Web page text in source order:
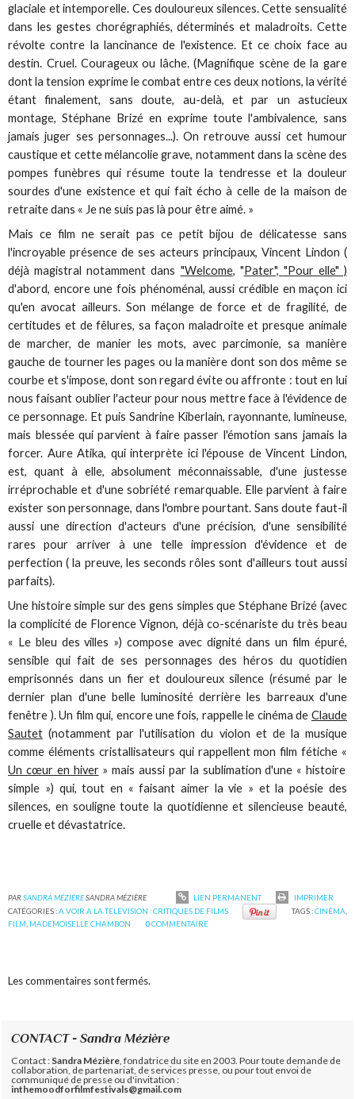
glaciale et intemporelle. Ces douloureux silences. Cette sensualité
dans les gestes chorégraphiés, déterminés et maladroits. Cette
révolte contre la lancinance de l'existence. Et ce choix face au
destin. Cruel. Courageux ou lâche. (Magnifique scène de la gare
dont la tension exprime le combat entre ces deux notions, la vérité
étant finalement, sans doute, au-delà, et par un astucieux
montage, Stéphane Brizé en exprime toute l'ambivalence, sans
jamais juger ses personnages...). On retrouve aussi cet humour
caustique et cette mélancolie grave, notamment dans la scène des
pompes funèbres qui résume toute la tendresse et la douleur
sourdes d'une existence et qui fait écho à celle de la maison de
retraite dans « Je ne suis pas là pour être aimé. »
Mais ce film ne serait pas ce petit bijou de délicatesse sans
l'incroyable présence de ses acteurs principaux, Vincent Lindon (
déjà magistral notamment dans "Welcome, "Pater", "Pour elle" )
d'abord, encore une fois phénoménal, aussi crédible en maçon ici
qu'en avocat ailleurs. Son mélange de force et de fragilité, de
certitudes et de fêlures, sa façon maladroite et presque animale
de marcher, de manier les mots, avec parcimonie, sa manière
gauche de tourner les pages ou la manière dont son dos même se
courbe et s'impose, dont son regard évite ou affronte : tout en lui
nous faisant oublier l'acteur pour nous mettre face à l'évidence de
ce personnage. Et puis Sandrine Kiberlain, rayonnante, lumineuse,
mais blessée qui parvient à faire passer l'émotion sans jamais la
forcer. Aure Atika, qui interprète ici l'épouse de Vincent Lindon,
est, quant à elle, absolument méconnaissable, d'une justesse
irréprochable et d'une sobriété remarquable. Elle parvient à faire
exister son personnage, dans l'ombre pourtant. Sans doute faut-il
aussi une direction d'acteurs d'une précision, d'une sensibilité
rares pour arriver à une telle impression d'évidence et de
perfection ( la preuve, les seconds rôles sont d'ailleurs tout aussi
parfaits).
Une histoire simple sur des gens simples que Stéphane Brizé (avec
la complicité de Florence Vignon, déjà co-scénariste du très beau
« Le bleu des villes ») compose avec dignité dans un film épuré,
sensible qui fait de ses personnages des héros du quotidien
emprisonnés dans un fier et douloureux silence (résumé par le
dernier plan d'une belle luminosité derrière les barreaux d'une
fenêtre ). Un film qui, encore une fois, rappelle le cinéma de Claude
Sautet (notamment par l'utilisation du violon et de la musique
comme éléments cristallisateurs qui rappellent mon film fétiche «
Un cœur en hiver» mais aussi par la sublimation d'une « histoire
simple ») qui, tout en « faisant aimer la vie » et la poésie des
silences, en souligne toute la quotidienne et silencieuse beauté,
cruelle et dévastatrice.
PARSANDRA MÉZIÈRESANDRA MÉZIÈRE LIEN PERMANENT
IMPRIMER
CATÉGORIES :A VOIR A LA TELEVISION : CRITIQUES DE FILMS TAGS :CINÉMA
FILM MADEMOISELLE CHAMBON 0COMMENTAIRE
Les commentaires sont fermés.
CONTACT - Sandra Mézière
Contact : Sandra Mézière , fondatrice du site en 2003. Pour toute demande de
collaboration, de partenariat, de services presse, ou pour tout envoi de
communiqué de presse ou d'invitation :
inthemoodforfilmfestivals@gmail.com